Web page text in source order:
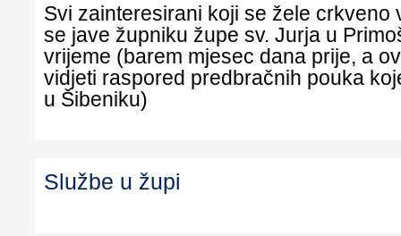
Svi zainteresirani koji se žele crkveno
se jave župniku župe sv. Jurja u
vrijeme (barem mjesec dana prije, a
vidjeti raspored predbračnih pouka
u Šibeniku)
Službe u župi